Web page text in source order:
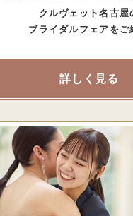
クルヴェット名古屋
ブライダルフェアをご
詳しく見る